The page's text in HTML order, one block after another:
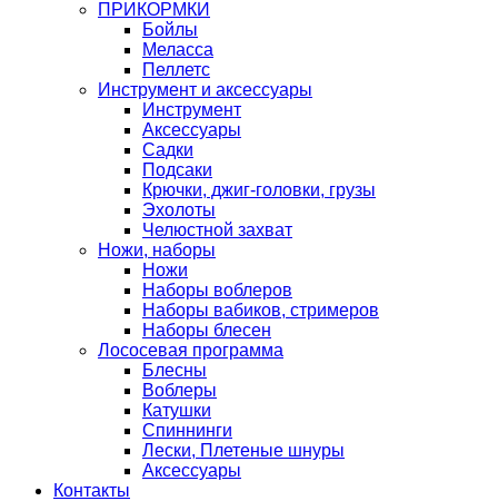
ПРИКОРМКИ
Бойлы
Меласса
Пеллетс
Инструмент и аксессуары
Инструмент
Аксессуары
Садки
Подсаки
Крючки, джиг-головки, грузы
Эхолоты
Челюстной захват
Ножи, наборы
Ножи
Наборы воблеров
Наборы вабиков, стримеров
Наборы блесен
Лососевая программа
Блесны
Воблеры
Катушки
Спиннинги
Лески, Плетеные шнуры
Аксессуары
Контакты